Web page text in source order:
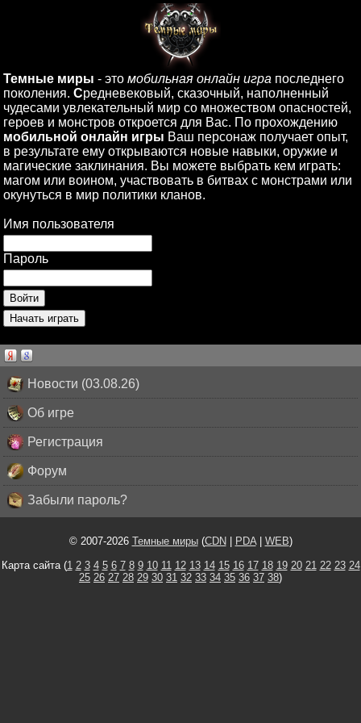
Темные миры - это мобильная онлайн игра последнего
поколения. Средневековый, сказочный, наполненный
чудесами увлекательный мир со множеством опасностей,
героев и монстров откроется для Вас. По прохождению
мобильной онлайн игры Ваш персонаж получает опыт,
в результате ему открываются новые навыки, оружие и
магические заклинания. Вы можете выбрать кем играть:
магом или воином, участвовать в битвах с монстрами или
окунуться в мир политики кланов.
Имя пользователя
Пароль
Новости (03.08.26)
Об игре
Регистрация
Форум
Забыли пароль?
© 2007-2026 Темные миры(CDN| PDA| WEB)
Карта сайта (1 2 3 4 5 6 7 8 9 10 11 12 13 14 15 16 17 18 19 20 21 22 23 24
25 26 27 28 29 30 31 32 33 34 35 36 37 38)